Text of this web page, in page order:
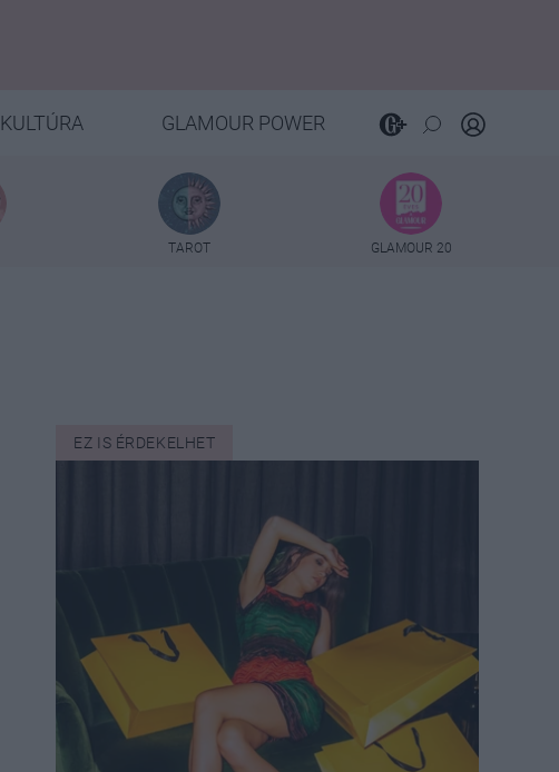
KULTÚRA GLAMOUR POWER
TAROT GLAMOUR 20
EZ IS ÉRDEKELHET